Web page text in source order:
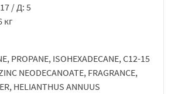
/ Д: 5
кг
PROPANE, ISOHEXADECANE, C12-15
NEODECANOATE, FRAGRANCE,
HELIANTHUS ANNUUS